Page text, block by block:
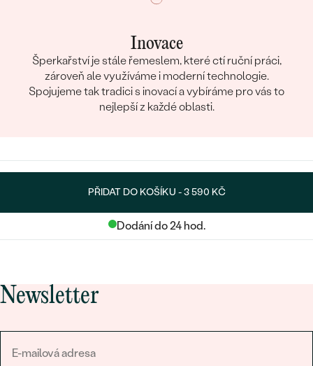
Inovace
Šperkařství je stále řemeslem, které ctí ruční práci,
zároveň ale využíváme i moderní technologie.
Spojujeme tak tradici s inovací a vybíráme pro vás to
nejlepší z každé oblasti.
PŘIDAT DO KOŠÍKU -3 590 KČ
Dodání do 24 hod.
Newsletter